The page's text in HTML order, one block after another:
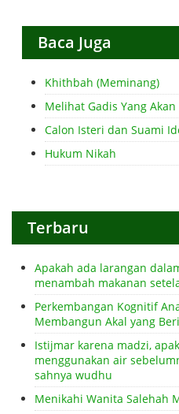
Baca Juga
Khithbah (Meminang)
Melihat Gadis Yang
Calon Isteri dan Suami
Hukum Nikah
Terbaru
Apakah ada larangan
menambah makanan
Perkembangan Kognitif
Membangun Akal yang
Istijmar karena madzi,
menggunakan air
sahnya wudhu
Menikahi Wanita Salehah